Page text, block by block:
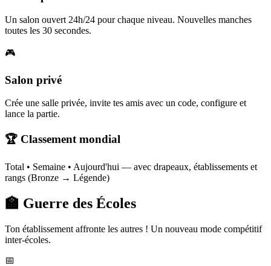
Un salon ouvert 24h/24 pour chaque niveau. Nouvelles manches
toutes les 30 secondes.
🎮
Salon privé
Crée une salle privée, invite tes amis avec un code, configure et
lance la partie.
🏆 Classement mondial
Total • Semaine • Aujourd'hui — avec drapeaux, établissements et
rangs (Bronze → Légende)
🏫 Guerre des Écoles
Ton établissement affronte les autres ! Un nouveau mode compétitif
inter-écoles.
📅